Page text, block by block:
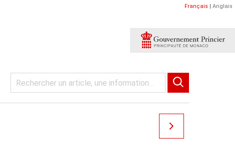
Français | Anglais